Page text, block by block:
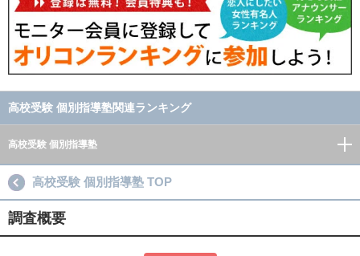
高校受験 個別指導塾関連ランキング
高校受験 個別指導塾
高校受験 個別指導塾 TOP
調査概要